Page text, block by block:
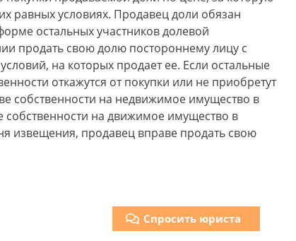
равных условиях. Продавец доли обязан
остальных участников долевой
продать свою долю постороннему лицу с
на которых продает ее. Если остальные
откажутся от покупки или не приобретут
собственности на недвижимое имущество в
собственности на движимое имущество в
извещения, продавец вправе продать свою
Спросить юриста